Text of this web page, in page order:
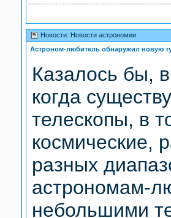
Новости: Новости астрономии
Астроном-любитель обнаружил новую
Казалось бы,
когда
телескопы, в
космические,
разных
астрономам-
небольшими